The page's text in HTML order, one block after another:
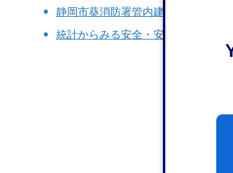
静岡市葵消防署管内建物火災事故を
統計からみる安全・安心なまちづく